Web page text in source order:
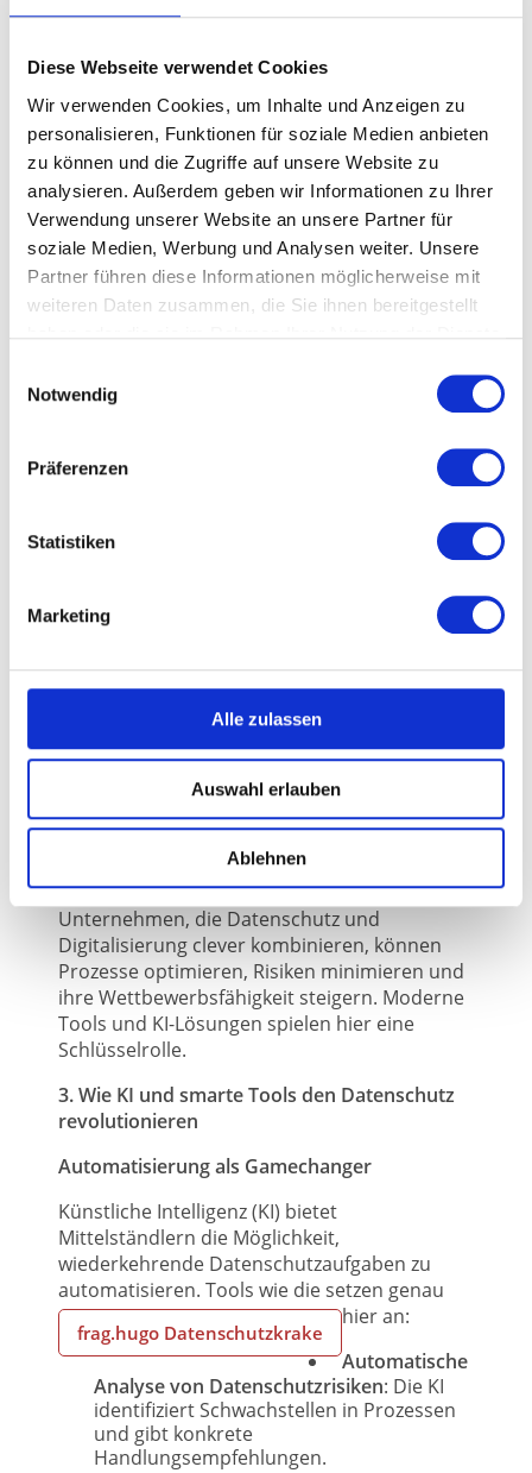
Diese Webseite verwendet Cookies
Wir verwenden Cookies, um Inhalte und Anzeigen zu
personalisieren, Funktionen für soziale Medien anbieten
zu können und die Zugriffe auf unsere Website zu
analysieren. Außerdem geben wir Informationen zu Ihrer
Verwendung unserer Website an unsere Partner für
soziale Medien, Werbung und Analysen weiter. Unsere
Partner führen diese Informationen möglicherweise mit
weiteren Daten zusammen, die Sie ihnen bereitgestellt
Notwendig
Präferenzen
Statistiken
Marketing
Alle zulassen
Auswahl erlauben
Ablehnen
Häufige Fehler sind:
Fehlende Transparenz: Unternehmen
Datenverarbeitungsprozesse nicht
ausreichend.
Mangelnde Sensibilisierung:
Mitarbeiter sind oft schlecht geschult
und handeln unwissentlich DSGVO-
widrig.
Veraltete Systeme: Alte IT-Strukturen
bieten Angriffsflächen für
Cyberkriminelle und gefährden die
2. Warum Datenschutz mehr als nur eine
Pflicht ist
Vertrauensbildung bei Kunden und Partnern
reiner Kostenfaktor. Doch das ist ein
Trugschluss: Datenschutz schafft Vertrauen.
Unternehmen wählen, die transparent und
verantwortungsvoll mit ihren Daten umgehen.
Bußgelder vermeiden
Die DSGVO sieht bei Verstößen empfindliche
Strafen vor. Besonders bei Datenpannen
drohen Bußgelder in Millionenhöhe – eine
existenzielle Bedrohung für KMUs.
Wettbewerbsvorteil durch digitale
Unternehmen, die Datenschutz und
Digitalisierung clever kombinieren, können
Prozesse optimieren, Risiken minimieren und
ihre Wettbewerbsfähigkeit steigern. Moderne
Tools und KI-Lösungen spielen hier eine
Schlüsselrolle.
3. Wie KI und smarte Tools den Datenschutz
revolutionieren
Automatisierung als Gamechanger
Künstliche Intelligenz (KI) bietet
Mittelständlern die Möglichkeit,
wiederkehrende Datenschutzaufgaben zu
automatisieren. Tools wie die
frag.hugo Datenschutzkrake
setzen genau
hier an:
Automatische
Analyse von Datenschutzrisiken: Die KI
identifiziert Schwachstellen in Prozessen
und gibt konkrete
Handlungsempfehlungen.